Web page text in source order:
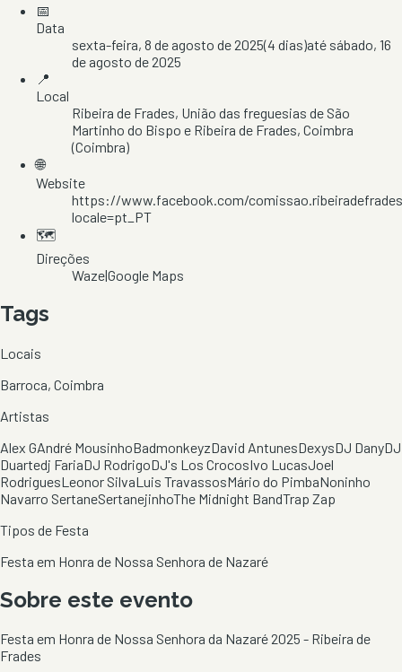
📅
Data
sexta-feira, 8 de agosto de 2025(4 dias)até sábado, 16
de agosto de 2025
📍
Local
Ribeira de Frades, União das freguesias de São
Martinho do Bispo e Ribeira de Frades, Coimbra
(Coimbra)
🌐
Website
https://www.facebook.com/
locale=pt_PT
🗺️
Direções
Waze|Google Maps
Tags
Locais
Barroca, Coimbra
Artistas
Alex GAndré MousinhoBadmonkeyzDavid AntunesDexysDJ DanyDJ
Duartedj FariaDJ RodrigoDJ's Los CrocosIvo LucasJoel
RodriguesLeonor SilvaLuis TravassosMário do PimbaNoninho
Navarro SertaneSertanejinhoThe Midnight BandTrap Zap
Tipos de Festa
Festa em Honra de Nossa Senhora de Nazaré
Sobre este evento
Festa em Honra de Nossa Senhora da Nazaré 2025 - Ribeira de
Frades